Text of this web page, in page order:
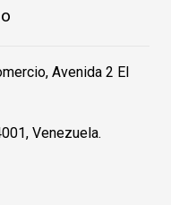
Avenida 2 El
Venezuela.